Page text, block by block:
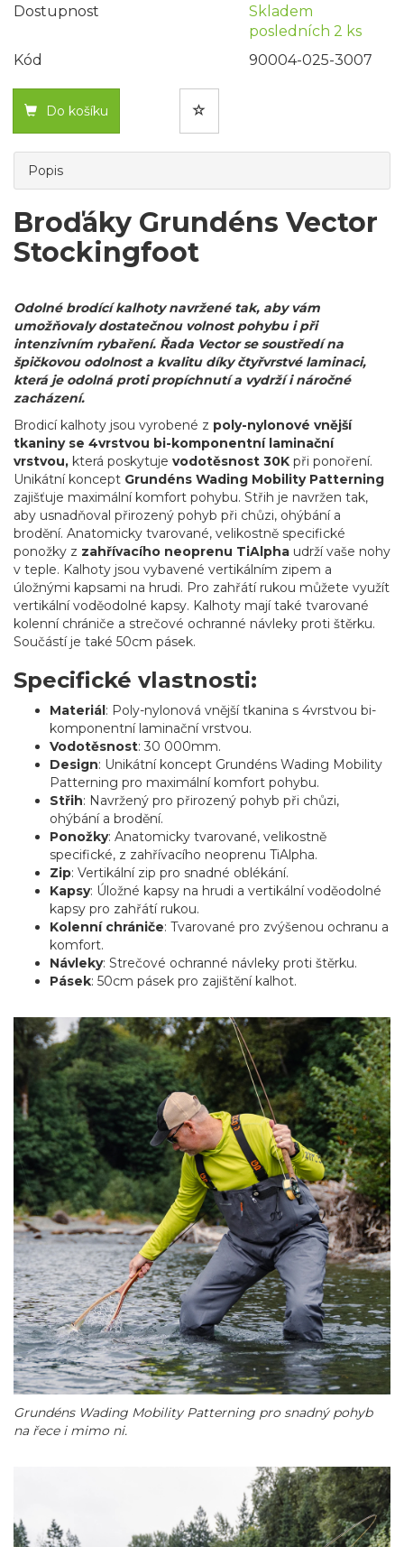
Dostupnost
Skladem
posledních 2 ks
Kód
90004-025-3007
Do košíku
Popis
Broďáky Grundéns Vector
Stockingfoot
Odolné brodící kalhoty navržené tak, aby vám
umožňovaly dostatečnou volnost pohybu i při
intenzivním rybaření. Řada Vector se soustředí na
špičkovou odolnost a kvalitu díky čtyřvrstvé laminaci,
která je odolná proti propíchnutí a vydrží i náročné
zacházení.
Brodicí kalhoty jsou vyrobené z poly-nylonové vnější
tkaniny se 4vrstvou bi-komponentní laminační
vrstvou, která poskytuje vodotěsnost 30K při ponoření.
Unikátní koncept Grundéns Wading Mobility Patterning
zajišťuje maximální komfort pohybu. Střih je navržen tak,
aby usnadňoval přirozený pohyb při chůzi, ohýbání a
brodění. Anatomicky tvarované, velikostně specifické
ponožky z zahřívacího neoprenu TiAlpha udrží vaše nohy
v teple. Kalhoty jsou vybavené vertikálním zipem a
úložnými kapsami na hrudi. Pro zahřátí rukou můžete využít
vertikální voděodolné kapsy. Kalhoty mají také tvarované
kolenní chrániče a strečové ochranné návleky proti štěrku.
Součástí je také 50cm pásek.
Specifické vlastnosti:
Materiál: Poly-nylonová vnější tkanina s 4vrstvou bi-
komponentní laminační vrstvou.
Vodotěsnost: 30 000mm.
Design: Unikátní koncept Grundéns Wading Mobility
Patterning pro maximální komfort pohybu.
Střih: Navržený pro přirozený pohyb při chůzi,
ohýbání a brodění.
Ponožky: Anatomicky tvarované, velikostně
specifické, z zahřívacího neoprenu TiAlpha.
Zip: Vertikální zip pro snadné oblékání.
Kapsy: Úložné kapsy na hrudi a vertikální voděodolné
kapsy pro zahřátí rukou.
Kolenní chrániče: Tvarované pro zvýšenou ochranu a
komfort.
Návleky: Strečové ochranné návleky proti štěrku.
Pásek: 50cm pásek pro zajištění kalhot.
Grundéns Wading Mobility Patterning pro snadný pohyb
na řece i mimo ni.